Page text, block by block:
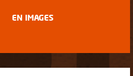
EN IMAGES